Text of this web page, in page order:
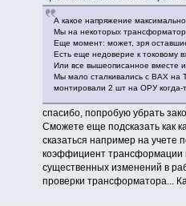
А какое напряжение
Мы на некоторых
Еще момент: может, зря
Есть еще недоверие к токовому
Или все вышеописанное вместе и
Мы мало сталкивались с ВАХ на
монтировали 2 шт на ОРУ когда-
спасибо, попробую убрать
Сможете еще подсказать как
сказаться например на учете
коэффициент трансформации
существенных изменений в
проверки трансформатора...